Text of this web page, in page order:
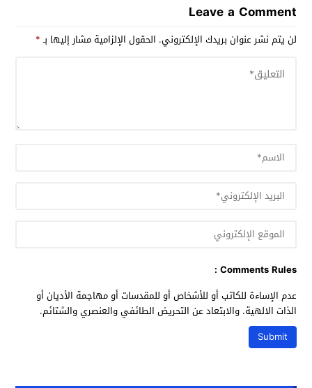
Leave a Comment
لن يتم نشر عنوان بريدك الإلكتروني. الحقول الإلزامية مشار إليها بـ*
Comments Rules :
عدم الإساءة للكاتب أو للأشخاص أو للمقدسات أو مهاجمة الأديان أو
الذات الالهية. والابتعاد عن التحريض الطائفي والعنصري والشتائم.